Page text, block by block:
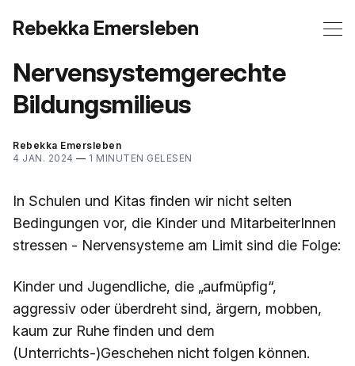
Rebekka Emersleben
Nervensystemgerechte
Bildungsmilieus
Rebekka Emersleben
4 JAN. 2024 — 1 MINUTEN GELESEN
In Schulen und Kitas finden wir nicht selten
Bedingungen vor, die Kinder und MitarbeiterInnen
stressen - Nervensysteme am Limit sind die Folge:
Kinder und Jugendliche, die „aufmüpfig“,
aggressiv oder überdreht sind, ärgern, mobben,
kaum zur Ruhe finden und dem
(Unterrichts-)Geschehen nicht folgen können.